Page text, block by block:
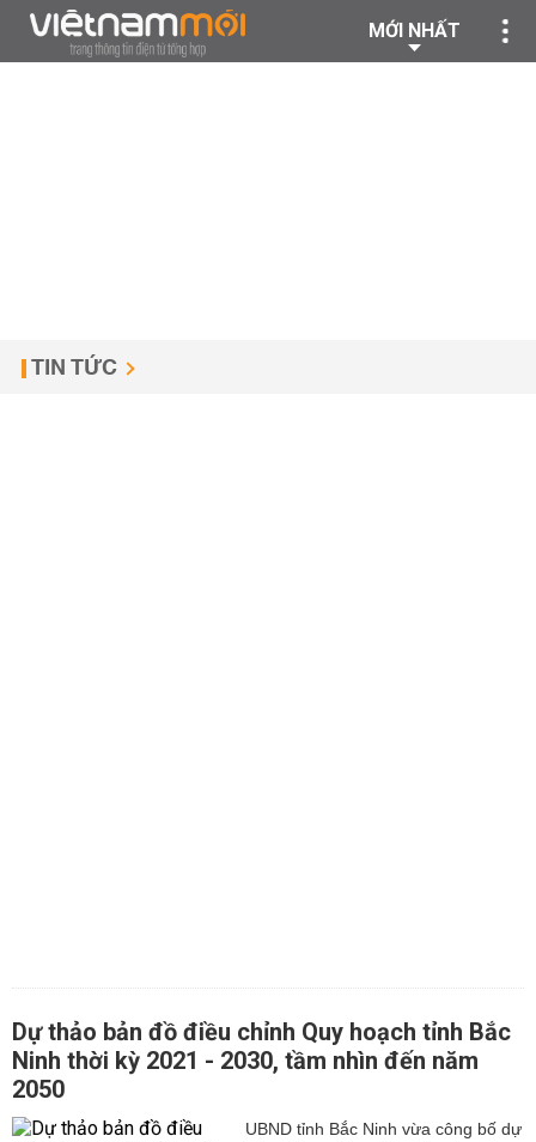
MỚI NHẤT
TIN TỨC
Dự thảo bản đồ điều chỉnh Quy hoạch tỉnh Bắc
Ninh thời kỳ 2021 - 2030, tầm nhìn đến năm
2050
UBND tỉnh Bắc Ninh vừa công bố dự